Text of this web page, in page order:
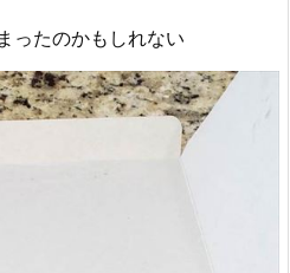
ったのかもしれない